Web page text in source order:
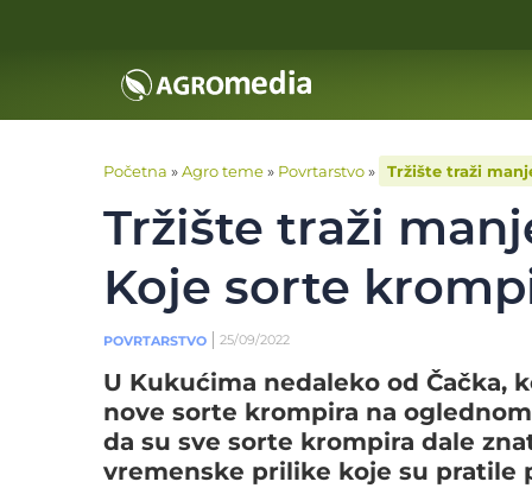
Početna »Agro teme» Povrtarstvo» Tržište traži
Tržište traži
Koje sorte
POVRTARSTVO 25/09/2022
U Kukućima nedaleko od Čačka,
nove sorte krompira na
da su sve sorte krompira dale
vremenske prilike koje su pratile